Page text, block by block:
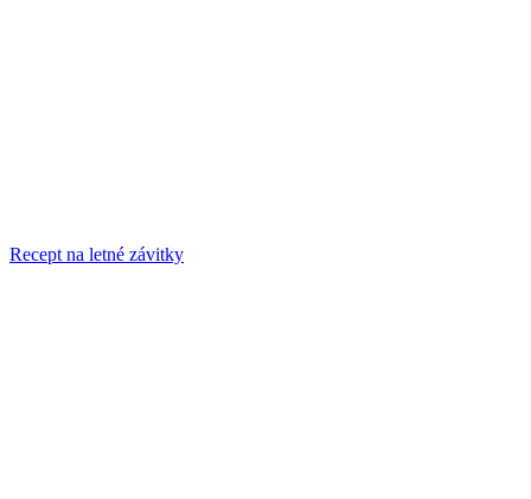
Recept na letné závitky